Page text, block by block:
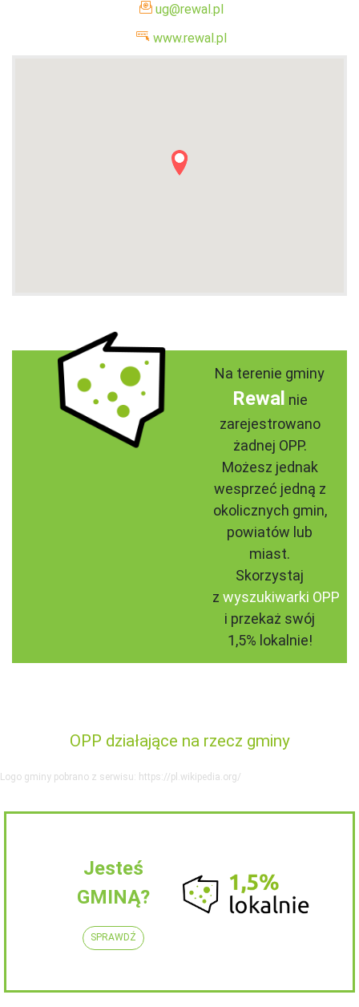
ug@rewal.pl
www.rewal.pl
Na terenie gminy
Rewal nie
zarejestrowano
żadnej OPP.
Możesz jednak
wesprzeć jedną z
okolicznych gmin,
powiatów lub
miast.
Skorzystaj
z wyszukiwarki OPP
i przekaż swój
1,5% lokalnie!
OPP działające na rzecz gminy
Logo gminy pobrano z serwisu: https://pl.wikipedia.org/
Jesteś
GMINĄ?
SPRAWDŹ